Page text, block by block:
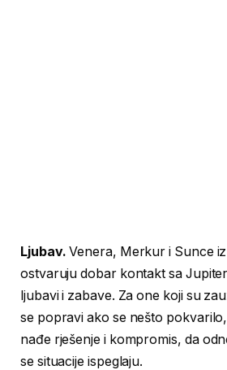
Ljubav. Venera, Merkur i Sunce
ostvaruju dobar kontakt sa
ljubavi i zabave. Za one koji su
se popravi ako se nešto
nađe rješenje i kompromis, da
se situacije ispeglaju.